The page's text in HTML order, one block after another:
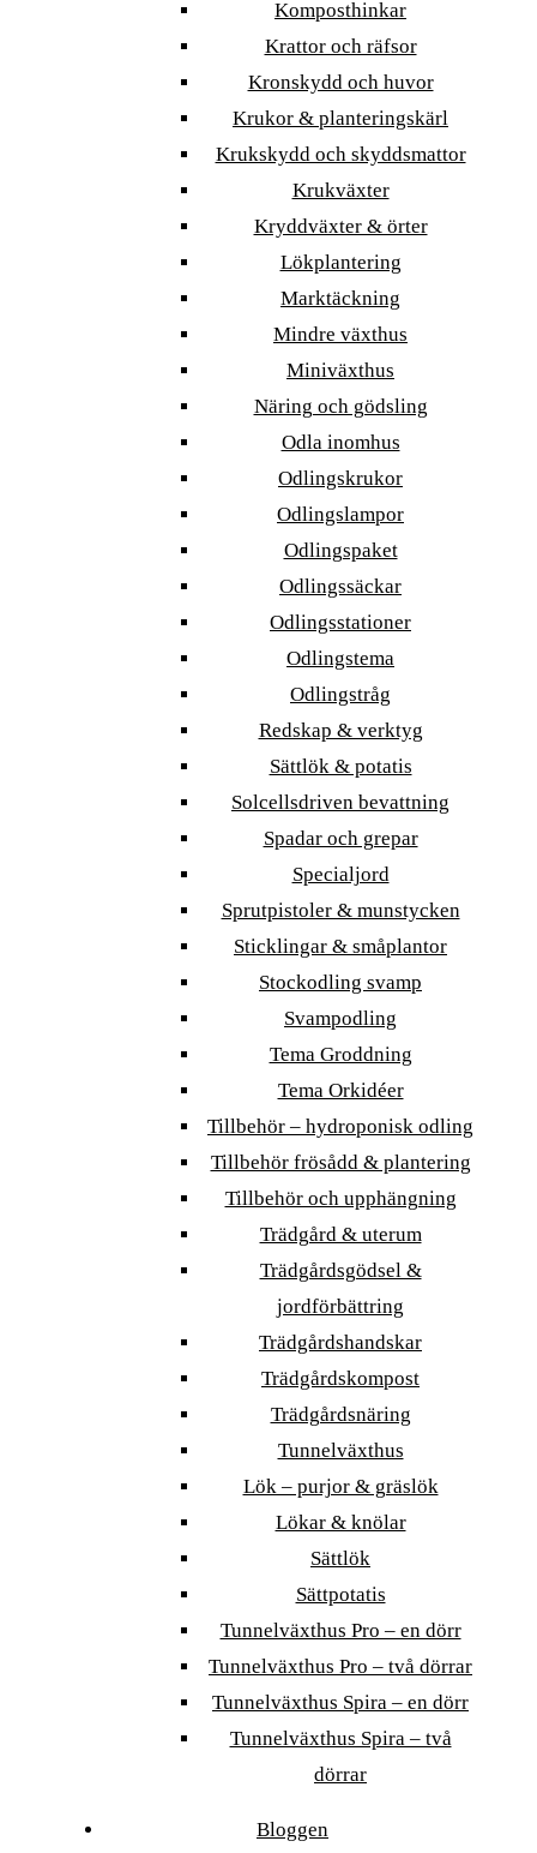
Komposthinkar
Krattor och räfsor
Kronskydd och huvor
Krukor & planteringskärl
Krukskydd och skyddsmattor
Krukväxter
Kryddväxter & örter
Lökplantering
Marktäckning
Mindre växthus
Miniväxthus
Näring och gödsling
Odla inomhus
Odlingskrukor
Odlingslampor
Odlingspaket
Odlingssäckar
Odlingsstationer
Odlingstema
Odlingstråg
Redskap & verktyg
Sättlök & potatis
Solcellsdriven bevattning
Spadar och grepar
Specialjord
Sprutpistoler & munstycken
Sticklingar & småplantor
Stockodling svamp
Svampodling
Tema Groddning
Tema Orkidéer
Tillbehör – hydroponisk odling
Tillbehör frösådd & plantering
Tillbehör och upphängning
Trädgård & uterum
Trädgårdsgödsel &
jordförbättring
Trädgårdshandskar
Trädgårdskompost
Trädgårdsnäring
Tunnelväxthus
Lök – purjor & gräslök
Lökar & knölar
Sättlök
Sättpotatis
Tunnelväxthus Pro – en dörr
Tunnelväxthus Pro – två dörrar
Tunnelväxthus Spira – en dörr
Tunnelväxthus Spira – två
dörrar
Bloggen